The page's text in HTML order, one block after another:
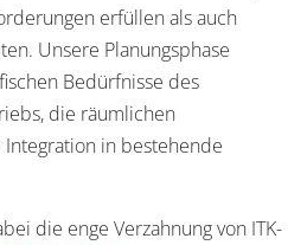
erfüllen als auch
Unsere Planungsphase
Bedürfnisse des
die räumlichen
in bestehende
die enge Verzahnung von ITK-